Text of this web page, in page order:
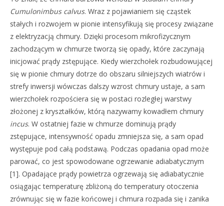
Cumulonimbus calvus. Wraz z pojawianiem się cząstek
stałych i rozwojem w pionie intensyfikują się procesy związane
z elektryzacją chmury. Dzięki procesom mikrofizycznym
zachodzącym w chmurze tworzą się opady, które zaczynają
inicjować prądy zstępujące. Kiedy wierzchołek rozbudowującej
się w pionie chmury dotrze do obszaru silniejszych wiatrów i
strefy inwersji wówczas dalszy wzrost chmury ustaje, a sam
wierzchołek rozpościera się w postaci rozległej warstwy
złożonej z kryształków, którą nazywamy kowadłem chmury
incus. W ostatniej fazie w chmurze dominują prądy
zstępujące, intensywność opadu zmniejsza się, a sam opad
występuje pod całą podstawą. Podczas opadania opad może
parować, co jest spowodowane ogrzewanie adiabatycznym
[1]. Opadające prądy powietrza ogrzewają się adiabatycznie
osiągając temperaturę zbliżoną do temperatury otoczenia
zrównując się w fazie końcowej i chmura rozpada się i zanika